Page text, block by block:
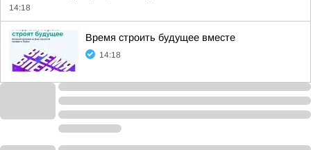
14:18
Время строить будущее вместе
14:18